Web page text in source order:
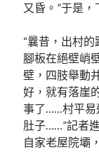
又昏。”于是，
“曩昔，出村
腳板在絕壁峭
壁，四肢舉動
好，就有落崖
事了……村平易
肚子……”記者
自家老屋院壩